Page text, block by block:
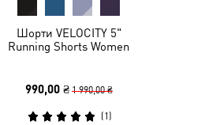
Шорти VELOCITY 5"
Running Shorts Women
990,00 ₴ 1 990,00 ₴
(1 )